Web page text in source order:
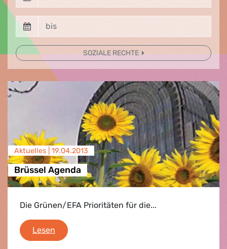
SOZIALE RECHTE
Aktuelles | 19.04.2013
Brüssel Agenda
Die Grünen/EFA Prioritäten für die...
Lesen Brüssel Agenda